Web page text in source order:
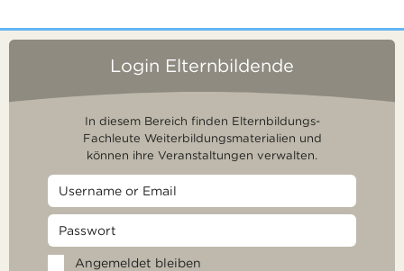
Login Elternbildende
In diesem Bereich finden Elternbildungs-
Fachleute Weiterbildungsmaterialien und
können ihre Veranstaltungen verwalten.
Angemeldet bleiben